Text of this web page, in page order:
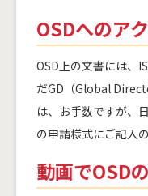
OSDへのア
OSD上の文書には、
だGD（Global
は、お手数ですが、
の申請様式にご記入
動画でOSD